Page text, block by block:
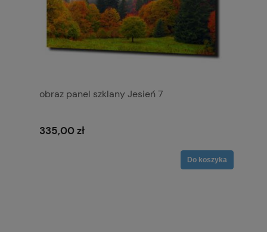
obraz panel szklany Jesień 7
335,00 zł
Do koszyka